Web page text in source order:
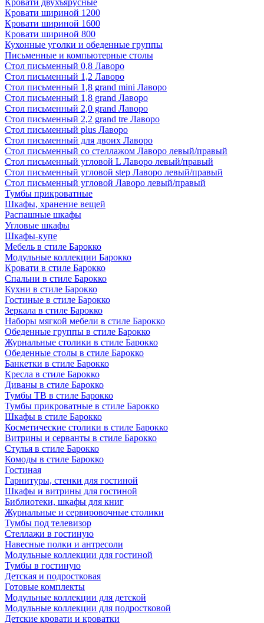
Кровати двухъярусные
Кровати шириной 1200
Кровати шириной 1600
Кровати шириной 800
Кухонные уголки и обеденные группы
Письменные и компьютерные столы
Стол письменный 0,8 Лаворо
Стол письменный 1,2 Лаворо
Стол письменный 1,8 grand mini Лаворо
Стол письменный 1,8 grand Лаворо
Стол письменный 2,0 grand Лаворо
Стол письменный 2,2 grand tre Лаворо
Стол письменный plus Лаворо
Стол письменный для двоих Лаворо
Стол письменный со стеллажом Лаворо левый/правый
Стол письменный угловой L Лаворо левый/правый
Стол письменный угловой step Лаворо левый/правый
Стол письменный угловой Лаворо левый/правый
Тумбы прикроватные
Шкафы, хранение вещей
Распашные шкафы
Угловые шкафы
Шкафы-купе
Мебель в стиле Барокко
Модульные коллекции Барокко
Кровати в стиле Барокко
Спальни в стиле Барокко
Кухни в стиле Барокко
Гостиные в стиле Барокко
Зеркала в стиле Барокко
Наборы мягкой мебели в стиле Барокко
Обеденные группы в стиле Барокко
Журнальные столики в стиле Барокко
Обеденные столы в стиле Барокко
Банкетки в стиле Барокко
Кресла в стиле Барокко
Диваны в стиле Барокко
Тумбы ТВ в стиле Барокко
Тумбы прикроватные в стиле Барокко
Шкафы в стиле Барокко
Косметические столики в стиле Барокко
Витрины и серванты в стиле Барокко
Стулья в стиле Барокко
Комоды в стиле Барокко
Гостиная
Гарнитуры, стенки для гостиной
Шкафы и витрины для гостиной
Библиотеки, шкафы для книг
Журнальные и сервировочные столики
Тумбы под телевизор
Стеллажи в гостиную
Навесные полки и антресоли
Модульные коллекции для гостиной
Тумбы в гостиную
Детская и подростковая
Готовые комплекты
Модульные коллекции для детской
Модульные коллекции для подростковой
Детские кровати и кроватки